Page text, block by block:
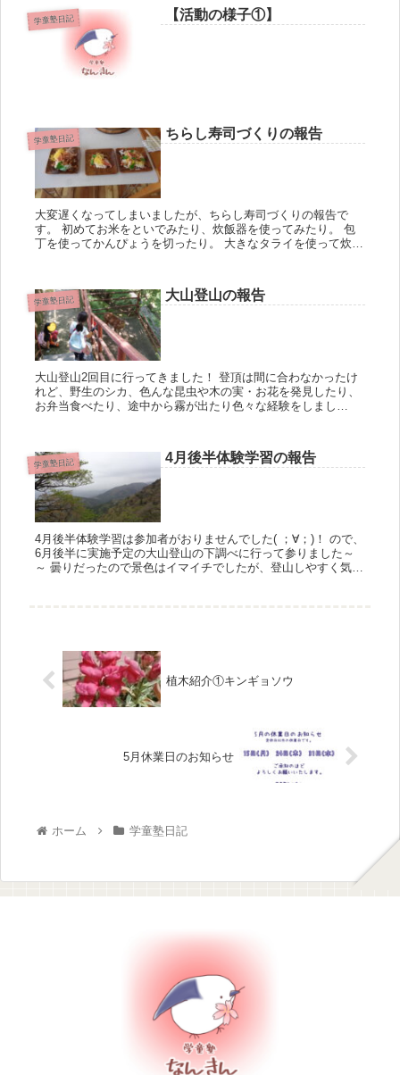
学童塾日記 【活動の様子①】
学童塾日記 ちらし寿司づくりの報告
大変遅くなってしまいましたが、ちらし寿司づくりの報告で
す。 初めてお米をといでみたり、炊飯器を使ってみたり。 包
丁を使ってかんぴょうを切ったり。 大きなタライを使って炊き
学童塾日記 大山登山の報告
大山登山2回目に行ってきました！ 登頂は間に合わなかったけ
れど、野生のシカ、色んな昆虫や木の実・お花を発見したり、
お弁当食べたり、途中から霧が出たり色々な経験をしまし
学童塾日記 4月後半体験学習の報告
4月後半体験学習は参加者がおりませんでした( ；∀；)！ ので、
6月後半に実施予定の大山登山の下調べに行って参りました～
～ 曇りだったので景色はイマイチでしたが、登山しやすく気持
植木紹介①キンギョソウ
5月休業日のお知らせ
ホーム 学童塾日記